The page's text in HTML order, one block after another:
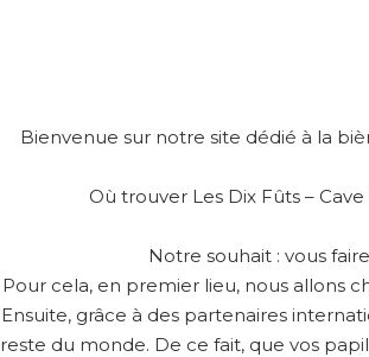
Bienvenue sur notre site dédié à la
Où trouver Les Dix Fûts –
Notre souhait : vous
Pour cela, en premier lieu, nous allons
Ensuite, grâce à des partenaires
reste du monde. De ce fait, que vos